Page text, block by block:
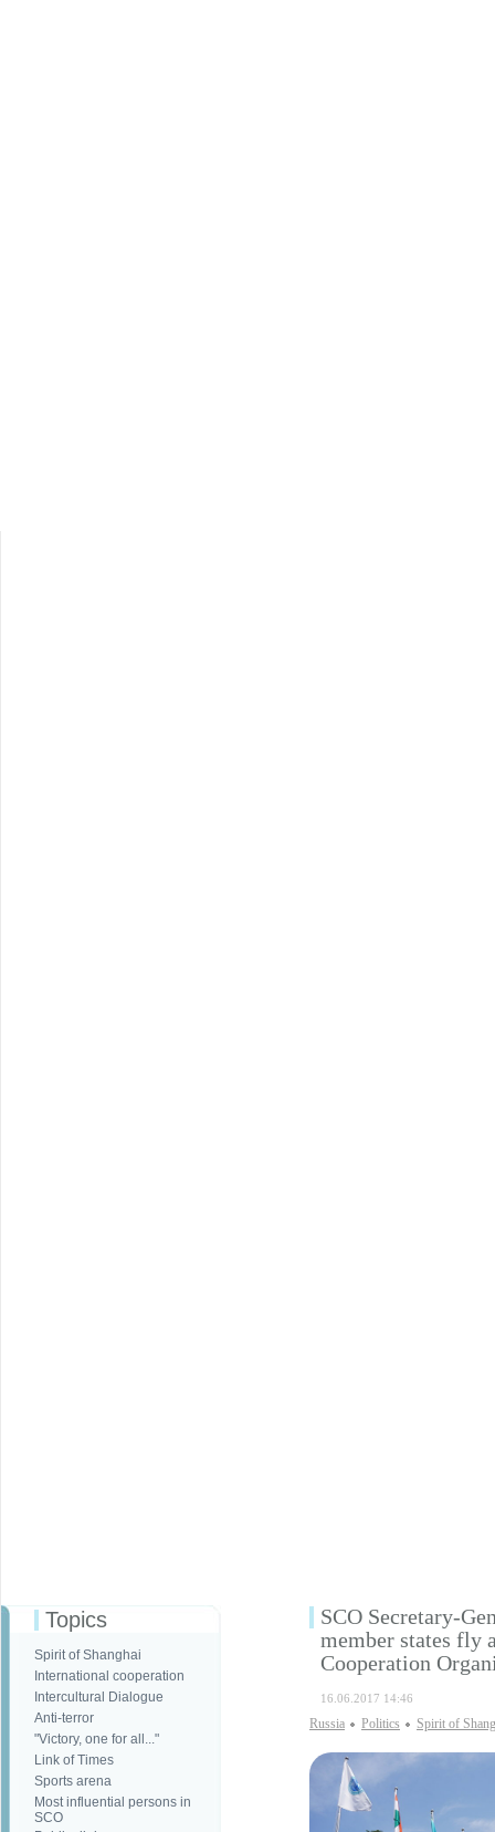
Topics
Spirit of Shanghai
International cooperation
Intercultural Dialogue
Anti-terror
"Victory, one for all..."
Link of Times
Sports arena
Most influential persons in
SCO
SCO Secretary-
member states fly
Cooperation
16.06.2017 14:46
Russia Politics Spirit of